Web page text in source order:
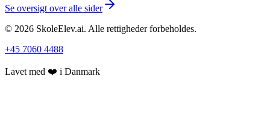
Se oversigt over alle sider
© 2026 SkoleElev.ai. Alle rettigheder forbeholdes.
+45 7060 4488
Lavet med ❤️ i Danmark